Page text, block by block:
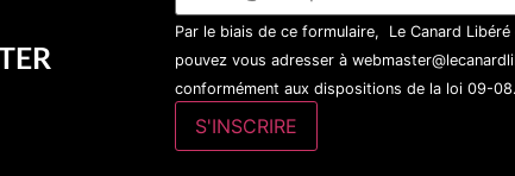
Par le biais de ce formulaire, Le Canard
pouvez vous adresser à
conformément aux dispositions de la loi 09-08.